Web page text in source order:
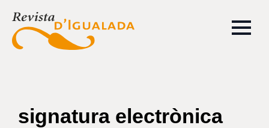
signatura electrònica